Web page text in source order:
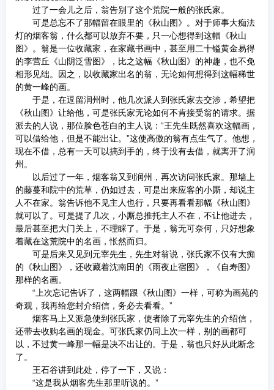
过了一会儿之后，翁告别了这个荒院一般的张氏家。
可是总忘不了那幅留在眼里的《秋山图》。对于师事大痴法
灯的烟客翁，什么都可以放弃不要，只一心想得到这幅《秋山
图》。翁是一位收藏家，在家藏书画中，甚至用二十镒黄金易得
的李营丘《山阴泛雪图》，比之这幅《秋山图》的神趣，也不免
相形见绌。因之，以收藏家出名的翁，无论如何想得到这幅稀世
的黄一峰的画。
于是，在逗留润州时，他几次派人到张氏家去交涉，希望把
《秋山图》让给他，可是张氏家无论如何不肯接受翁的请求。据
派去的人说，那位脸色苍白的主人说：“王先生既然喜欢这幅画，
可以借给他，但是不能出让。”这使高傲的翁有点生气了。他想，
现在不借，总有一天可以搞到手的，终于没有去借，就离开了润
州。
以后过了一年，烟客翁又到润州，再次访问张氏家。那墙上
的藤蔓和院中的荒草，仍如过去，可是出来应客的小厮，却说主
人不在家。翁告诉他不见主人也行，只要再看看那幅《秋山图》
就可以了。可是提了几次，小厮总推托主人不在，不让他进去，
最后甚至把大门关上，不理睬了。于是，翁无可奈何，只好想象
着藏在这荒院中的名画，怅然而归。
可是后来又见到元宰先生，先生对翁说，张氏家不仅有大痴
的《秋山图》，还收藏着沈南田的《雨夜止宿图》，《自寿图》
那样的名画。
“上次忘记告诉了，这两幅跟《秋山图》一样，可称为画苑的
奇观，我再给您封介绍信，务必去看看。”
烟客马上又派急使到张氏家，使者除了元宰先生的介绍信，
还带去收购名画的现金。可张氏家仍同上次一样，别的画都可
以，不过黄一峰那一幅是决不出让的。于是，翁也只好从此断念
了。
王石谷讲到此处，停了一下，又说：
“这是我从烟客先生那里听说的。”